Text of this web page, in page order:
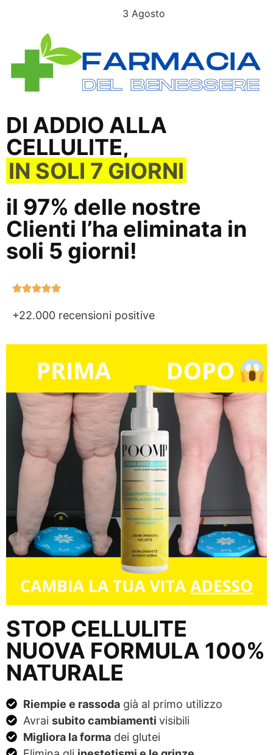
3 Agosto
DI ADDIO ALLA
CELLULITE,
IN SOLI 7 GIORNI
il 97% delle nostre
Clienti l’ha eliminata in
soli 5 giorni!
+22.000 recensioni positive
STOP CELLULITE
NUOVA FORMULA 100%
NATURALE
Riempie e rassodagià al primo utilizzo
Avrai subito cambiamenti visibili
Migliora la formadei glutei